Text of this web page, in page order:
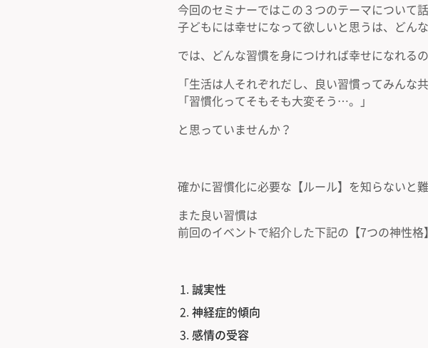
今回のセミナーではこの３つのテーマについて
子どもには幸せになって欲しいと思うは、どん
では、どんな習慣を身につければ幸せになれる
「生活は人それぞれだし、良い習慣ってみんな
「習慣化ってそもそも大変そう…。」
と思っていませんか？
確かに習慣化に必要な【ルール】を知らないと難
また良い習慣は
前回のイベントで紹介した下記の【7つの神性格
誠実性
神経症的傾向
感情の受容